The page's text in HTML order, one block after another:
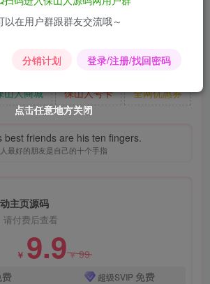
匿名短信 昆荣君导航
爱情辅导 昆荣君 同款主题
山人商城 保山人号卡 全网优惠券
best friends are his ten fingers.
人最好的朋友是自己的十个手指
主页源码
请付费后查看
￥ 9.9￥99
超级SVIP 免费
点击任意地方关闭
点击任意地方关闭
点击任意地方关闭
点击任意地方关闭
点击任意地方关闭
点击任意地方关闭
以在用户群跟群友交流哦～
分销计划 登录/注册/找回密码